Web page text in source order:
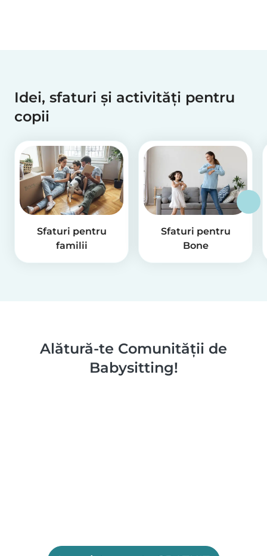
Idei, sfaturi și activități pentru
copii
Sfaturi pentru
familii
Sfaturi pentru
Bone
Alătură-te Comunității de
Babysitting!